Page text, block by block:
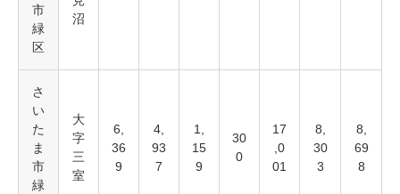
市
緑
区
沼
さ
い
た
ま
市
緑
大
字
三
室
6,
36
9
4,
93
7
1,
15
9
30
0
17
,0
01
8,
30
3
8,
69
8